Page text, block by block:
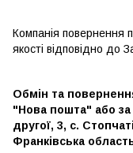
Компанія повернення
якості відповідно до
Обмін та
"Нова пошта" або
другої, 3, с.
Франківська